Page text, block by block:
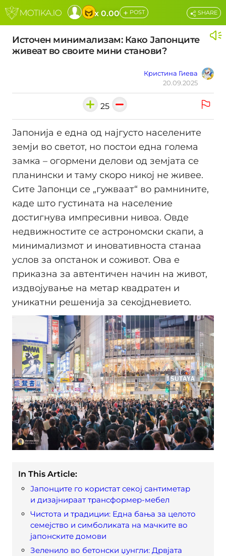
x 0.00 + POST
Источен минимализам: Како Јапонците
живеат во своите мини станови?
Кристина Гиева
20.09.2025
SHARE
25
Јапонија е една од најгусто населените
земји во светот, но постои една голема
замка – огормени делови од земјата се
планински и таму скоро никој не живее.
Сите Јапонци се „гужваат“ во рамнините,
каде што густината на население
достигнува импресивни нивоа. Овде
недвижностите се астрономски скапи, а
минимализмот и иновативноста станаа
услов за опстанок и соживот. Ова е
приказна за автентичен начин на живот,
издвојување на метар квадратен и
уникатни решенија за секојдневието.
In This Article:
Јапонците го користат секој сантиметар
и дизајнираат трансформер-мебел
Чистота и традиции: Една бања за целото
семејство и симболиката на мачките во
јапонските домови
Зеленило во бетонски џунгли: Дрвјата